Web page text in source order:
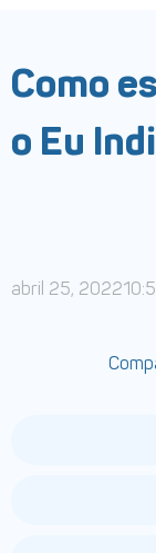
Como
o Eu
abril 25, 2022